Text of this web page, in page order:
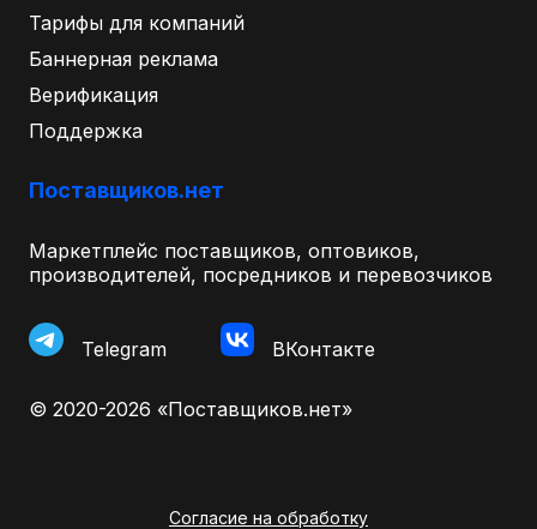
Тарифы для компаний
Баннерная реклама
Верификация
Поддержка
Поставщиков.нет
Маркетплейс поставщиков, оптовиков,
производителей, посредников и перевозчиков
Telegram ВКонтакте
© 2020-2026 «Поставщиков.нет»
Согласие на обработку